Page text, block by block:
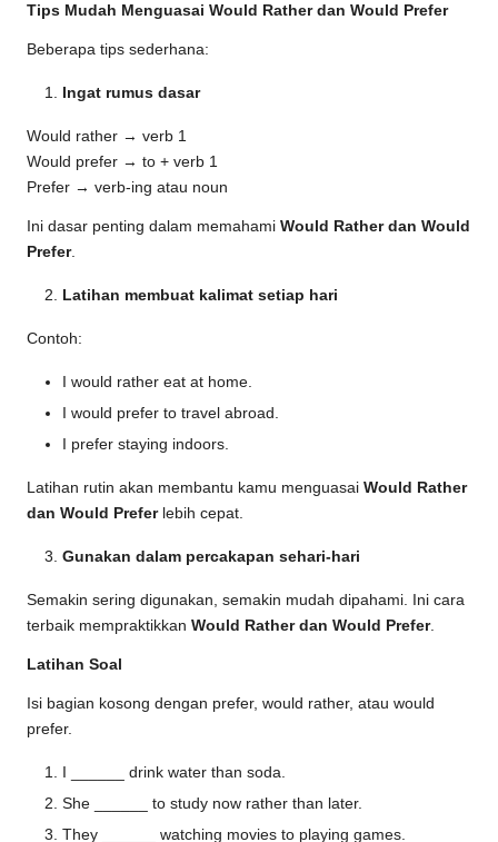
Tips Mudah Menguasai Would Rather dan Would Prefer
Beberapa tips sederhana:
Ingat rumus dasar
Would rather → verb 1
Would prefer → to + verb 1
Prefer → verb-ing atau noun
Ini dasar penting dalam memahami Would Rather dan Would
Prefer.
Latihan membuat kalimat setiap hari
Contoh:
I would rather eat at home.
I would prefer to travel abroad.
I prefer staying indoors.
Latihan rutin akan membantu kamu menguasai Would Rather
dan Would Preferlebih cepat.
Gunakan dalam percakapan sehari-hari
Semakin sering digunakan, semakin mudah dipahami. Ini cara
terbaik mempraktikkan Would Rather dan Would Prefer.
Latihan Soal
Isi bagian kosong dengan prefer, would rather, atau would
prefer.
I ______ drink water than soda.
She ______ to study now rather than later.
They ______ watching movies to playing games.